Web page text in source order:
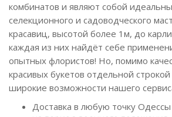
комбинатов и являют собой
селекционного и садоводческого
красавиц, высотой более 1м, до
каждая из них найдёт себе
опытных флористов! Но, помимо
красивых букетов отдельной
широкие возможности нашего
Доставка в любую точку Одессы